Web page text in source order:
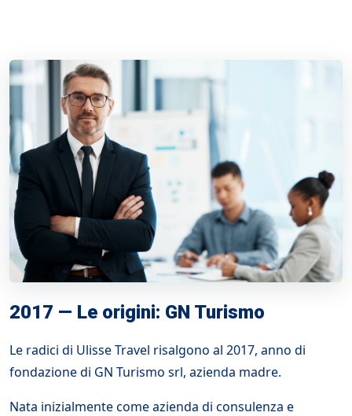
2017 — Le origini: GN Turismo
Le radici di Ulisse Travel risalgono al 2017, anno di
fondazione di GN Turismo srl, azienda madre.
Nata inizialmente come azienda di consulenza e